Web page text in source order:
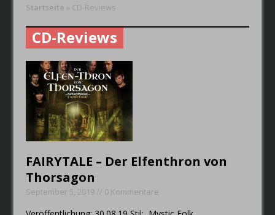
NEW MODEL ARMY – From Here
RUNRIG – The Last Dance –
Farewell Concert
CRYSTAL BALL – Das Album soll
die Band im Jahr 2019
Startseite » CD-Reviews
CD-Reviews
FAIRYTALE – Der Elfenthron von
Thorsagon
September 5, 2019 // 0 Kommentare